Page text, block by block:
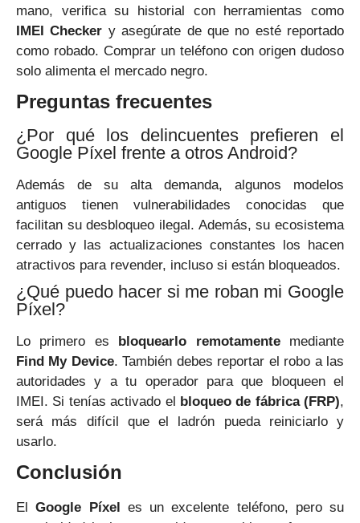
mano, verifica su historial con herramientas como
IMEI Checker y asegúrate de que no esté reportado
como robado. Comprar un teléfono con origen dudoso
solo alimenta el mercado negro.
Preguntas frecuentes
¿Por qué los delincuentes prefieren el
Google Píxel frente a otros Android?
Además de su alta demanda, algunos modelos
antiguos tienen vulnerabilidades conocidas que
facilitan su desbloqueo ilegal. Además, su ecosistema
cerrado y las actualizaciones constantes los hacen
atractivos para revender, incluso si están bloqueados.
¿Qué puedo hacer si me roban mi Google
Píxel?
Lo primero es bloquearlo remotamentemediante
Find My Device. También debes reportar el robo a las
autoridades y a tu operador para que bloqueen el
IMEI. Si tenías activado el
bloqueo de fábrica (FRP),
será más difícil que el ladrón pueda reiniciarlo y
usarlo.
Conclusión
ElGoogle Píxel
es un excelente teléfono, pero su